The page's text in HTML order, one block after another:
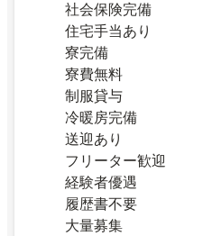
社会保険完備
住宅手当あり
寮完備
寮費無料
制服貸与
冷暖房完備
送迎あり
フリーター歓迎
経験者優遇
履歴書不要
大量募集